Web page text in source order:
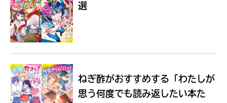
Loading...
選
ねぎ酢がおすすめする 「わたしが
思う何度でも読み返したい本た